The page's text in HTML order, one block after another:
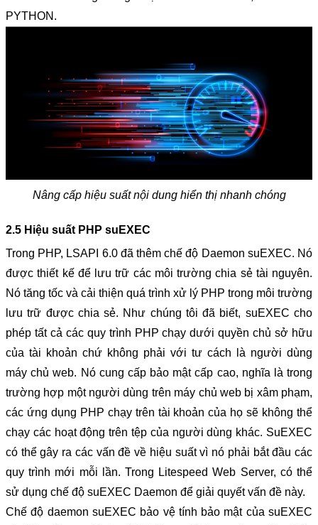
PYTHON.
Nâng cấp hiệu suất nội dung hiển thị nhanh chóng
2.5 Hiệu suất PHP suEXEC
Trong PHP, LSAPI 6.0 đã thêm chế độ Daemon suEXEC. Nó
được thiết kế để lưu trữ các môi trường chia sẻ tài nguyên.
Nó tăng tốc và cải thiện quá trình xử lý PHP trong môi trường
lưu trữ được chia sẻ. Như chúng tôi đã biết, suEXEC cho
phép tất cả các quy trình PHP chạy dưới quyền chủ sở hữu
của tài khoản chứ không phải với tư cách là người dùng
máy chủ web. Nó cung cấp bảo mật cấp cao, nghĩa là trong
trường hợp một người dùng trên máy chủ web bị xâm phạm,
các ứng dụng PHP chạy trên tài khoản của họ sẽ không thể
chạy các hoạt động trên tệp của người dùng khác. SuEXEC
có thể gây ra các vấn đề về hiệu suất vì nó phải bắt đầu các
quy trình mới mỗi lần. Trong Litespeed Web Server, có thể
sử dụng chế độ suEXEC Daemon để giải quyết vấn đề này.
Chế độ daemon suEXEC bảo vệ tính bảo mật của suEXEC